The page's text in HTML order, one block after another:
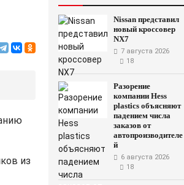
из
Nissan представил
новый кроссовер
NX7
7 августа 2026
18
Разорение
компании Hess
plastics объясняют
падением числа
заказов от
автопроизводителе
й
6 августа 2026
18